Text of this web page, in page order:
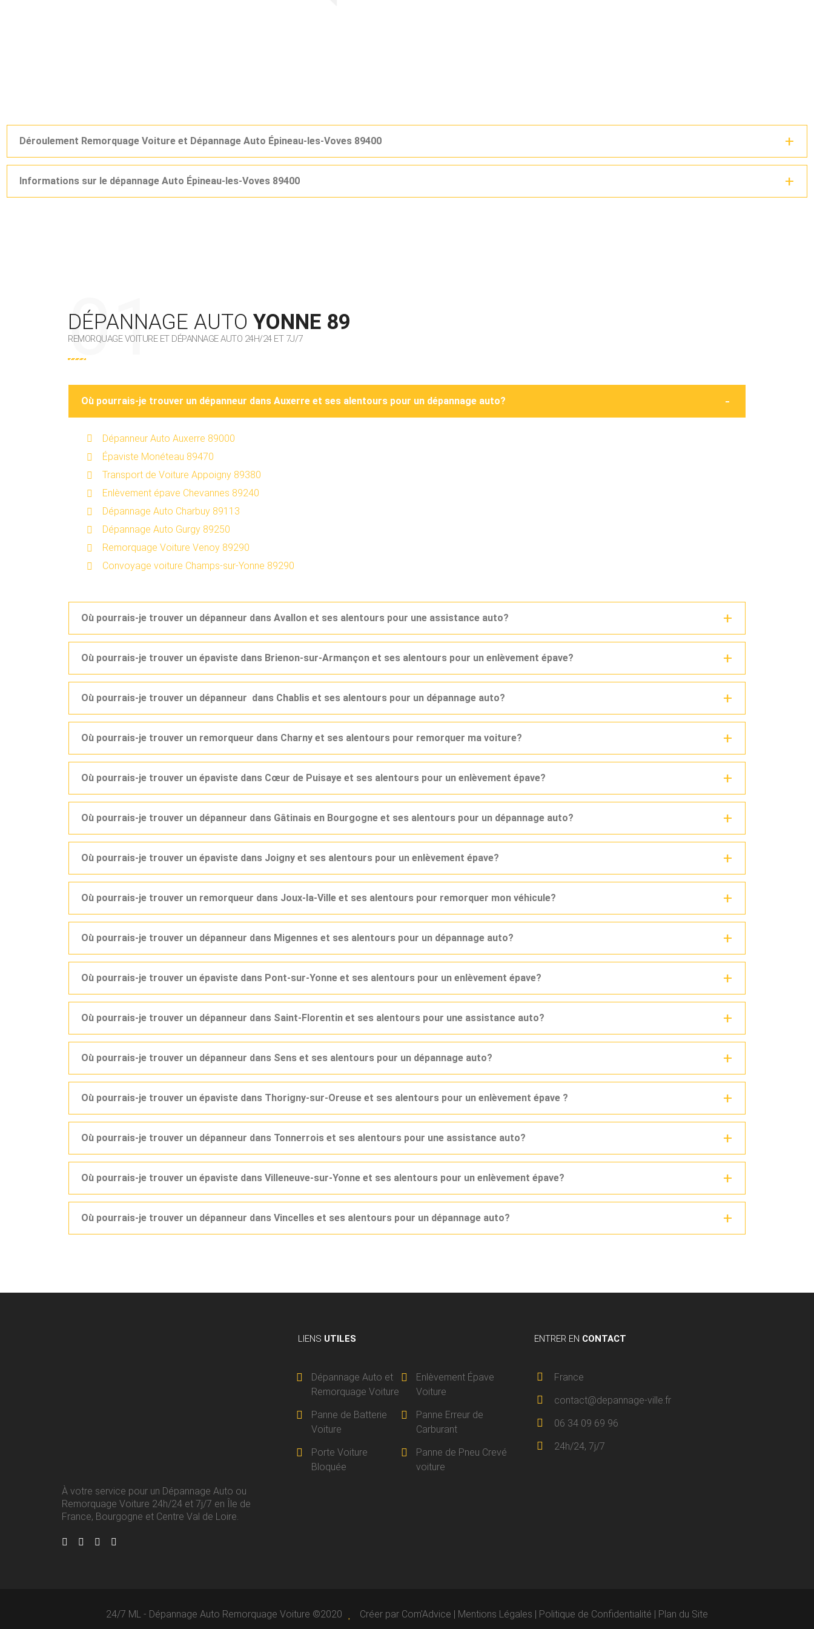
Déroulement Remorquage Voiture et Dépannage Auto Épineau-les-Voves 89400
Informations sur le dépannage Auto Épineau-les-Voves 89400
DÉPANNAGE AUTO YONNE 89
REMORQUAGE VOITURE ET DÉPANNAGE AUTO 24H/24 ET 7J/7
Où pourrais-je trouver un dépanneur dans Auxerre et ses alentours pour un dépannage auto?
Dépanneur Auto Auxerre 89000
Épaviste Monéteau 89470
Transport de Voiture Appoigny 89380
Enlèvement épave Chevannes 89240
Dépannage Auto Charbuy 89113
Dépannage Auto Gurgy 89250
Remorquage Voiture Venoy 89290
Convoyage voiture Champs-sur-Yonne 89290
Où pourrais-je trouver un dépanneur dans Avallon et ses alentours pour une assistance auto?
Où pourrais-je trouver un épaviste dans Brienon-sur-Armançon et ses alentours pour un enlèvement épave?
Où pourrais-je trouver un dépanneur dans Chablis et ses alentours pour un dépannage auto?
Où pourrais-je trouver un remorqueur dans Charny et ses alentours pour remorquer ma voiture?
Où pourrais-je trouver un épaviste dans Cœur de Puisaye et ses alentours pour un enlèvement épave?
Où pourrais-je trouver un dépanneur dans Gâtinais en Bourgogne et ses alentours pour un dépannage auto?
Où pourrais-je trouver un épaviste dans Joigny et ses alentours pour un enlèvement épave?
Où pourrais-je trouver un remorqueur dans Joux-la-Ville et ses alentours pour remorquer mon véhicule?
Où pourrais-je trouver un dépanneur dans Migennes et ses alentours pour un dépannage auto?
Où pourrais-je trouver un épaviste dans Pont-sur-Yonne et ses alentours pour un enlèvement épave?
Où pourrais-je trouver un dépanneur dans Saint-Florentin et ses alentours pour une assistance auto?
Où pourrais-je trouver un dépanneur dans Sens et ses alentours pour un dépannage auto?
Où pourrais-je trouver un épaviste dans Thorigny-sur-Oreuse et ses alentours pour un enlèvement épave ?
Où pourrais-je trouver un dépanneur dans Tonnerrois et ses alentours pour une assistance auto?
Où pourrais-je trouver un épaviste dans Villeneuve-sur-Yonne et ses alentours pour un enlèvement épave?
Où pourrais-je trouver un dépanneur dans Vincelles et ses alentours pour un dépannage auto?
À votre service pour un Dépannage Auto ou
Remorquage Voiture 24h/24 et 7j/7 en Île de
France, Bourgogne et Centre Val de Loire.
LIENS UTILES
Dépannage Auto et
Remorquage Voiture
Enlèvement Épave
Voiture
Panne de Batterie
Voiture
Panne Erreur de
Carburant
Porte Voiture
Bloquée
Panne de Pneu Crevé
voiture
ENTRER EN CONTACT
France
contact@depannage-ville.fr
06 34 09 69 96
24h/24, 7j/7
24/7 ML - Dépannage Auto Remorquage Voiture ©2020 Créer par Com'Advice | Mentions Légales | Politique de Confidentialité | Plan du Site